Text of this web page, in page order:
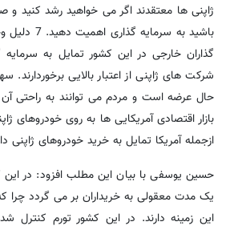
ژاپنی ها معتقدند اگر می خواهید رشد کنید و
باشید به
گذاران خارجی در این کشور تمایل به سرمایه
شرکت های ژاپنی از اعتبار بالایی
حال عرضه است و مردم می توانند به راحتی
بازار اقتصادی آمریکایی ها به روی خودروهای
ازجمله آمریکا تمایل به خرید خودروهای ژاپنی
حسین یوسفی با بیان این مطلب افزود: در
یک مدت معقولی به خریداران بر می گردد
این زمینه دارند. در این کشور تورم